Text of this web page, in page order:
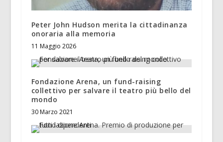
Peter John Hudson merita la cittadinanza
onoraria alla memoria
11 Maggio 2026
Fondazione Arena, un fund-raising
collettivo per salvare il teatro più bello del
mondo
30 Marzo 2021